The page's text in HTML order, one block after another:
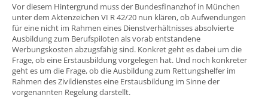
Vor diesem Hintergrund muss der Bundesfinanzhof in München
unter dem Aktenzeichen VI R 42/20 nun klären, ob Aufwendungen
für eine nicht im Rahmen eines Dienstverhältnisses absolvierte
Ausbildung zum Berufspiloten als vorab entstandene
Werbungskosten abzugsfähig sind. Konkret geht es dabei um die
Frage, ob eine Erstausbildung vorgelegen hat. Und noch konkreter
geht es um die Frage, ob die Ausbildung zum Rettungshelfer im
Rahmen des Zivildienstes eine Erstausbildung im Sinne der
vorgenannten Regelung darstellt.